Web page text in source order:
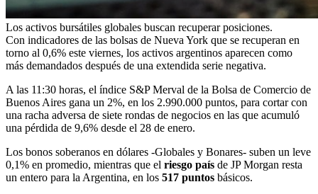
Los activos bursátiles globales buscan recuperar posiciones.
Con indicadores de las bolsas de Nueva York que se recuperan en
torno al 0,6% este viernes, los activos argentinos aparecen como
más demandados después de una extendida serie negativa.
A las 11:30 horas, el índice S&P Merval de la Bolsa de Comercio de
Buenos Aires gana un 2%, en los 2.990.000 puntos, para cortar con
una racha adversa de siete rondas de negocios en las que acumuló
una pérdida de 9,6% desde el 28 de enero.
Los bonos soberanos en dólares -Globales y Bonares- suben un leve
0,1% en promedio, mientras que el riesgo país de JP Morgan resta
un entero para la Argentina, en los 517 puntos básicos.